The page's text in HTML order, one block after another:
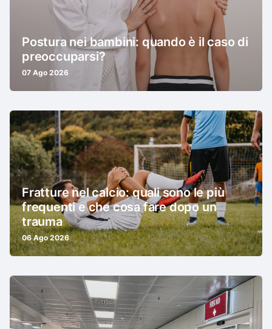
Postura nei bambini: quando è il caso di
preoccuparsi?
07 Ago 2026
Fratture nel calcio: quali sono le più
frequenti e che cosa fare dopo un
trauma
06 Ago 2026